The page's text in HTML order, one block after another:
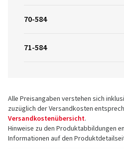
70-584
71-584
Alle Preisangaben verstehen sich
zuzüglich der Versandkosten
Versandkostenübersicht.
Hinweise zu den Produktabbildungen
Informationen auf den